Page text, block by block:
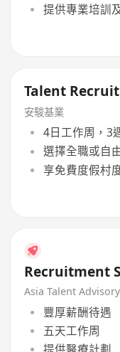
提供專業培訓
Talent
安駿基業
4日工作周，3
選擇全職或自
享免費度假村
Recruitment
Asia Talent Advisory
豐厚薪酬待遇
五天工作周